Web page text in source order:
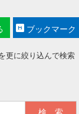
ブックマーク
更に絞り込んで検索